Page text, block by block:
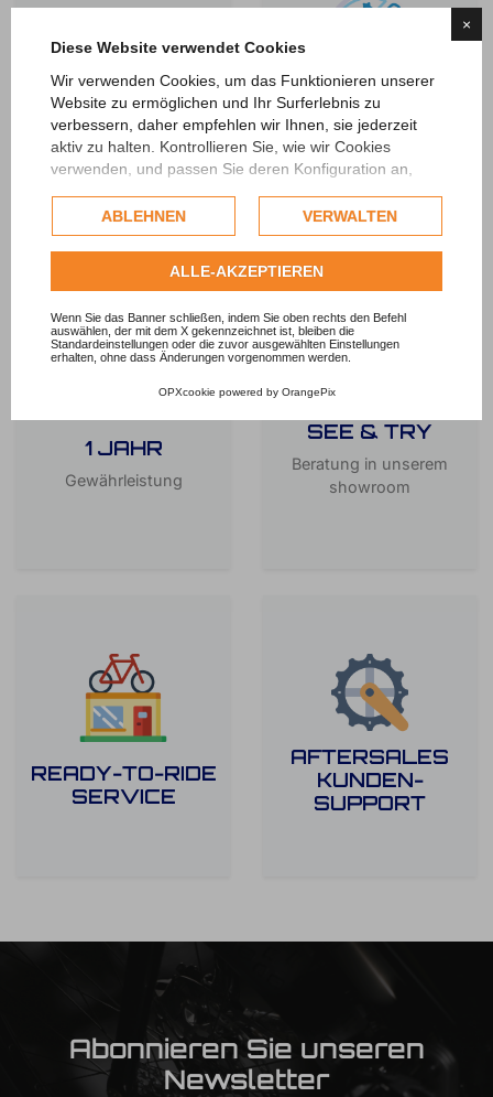
×
Diese Website verwendet Cookies
Wir verwenden Cookies, um das Funktionieren unserer
Website zu ermöglichen und Ihr Surferlebnis zu
verbessern, daher empfehlen wir Ihnen, sie jederzeit
aktiv zu halten. Kontrollieren Sie, wie wir Cookies
verwenden, und passen Sie deren Konfiguration an,
kommerzielle Cookies werden nur nach Einholung der
Zustimmung des Nutzers verwendet.
Sehen Sie sich die vollständige Cookie-Richtlinie
an.
ABLEHNEN VERWALTEN
ALLE-AKZEPTIEREN
Wenn Sie das Banner schließen, indem Sie oben rechts den Befehl
auswählen, der mit dem X gekennzeichnet ist, bleiben die
Standardeinstellungen oder die zuvor ausgewählten Einstellungen
erhalten, ohne dass Änderungen vorgenommen werden.
OPXcookie powered by OrangePix
THE BEST BIKES
FOR THE BEST
PRICE
APPROVED
1 JAHR
Gewährleistung
SEE & TRY
Beratung in unserem
showroom
READY-TO-RIDE
SERVICE
AFTERSALES
KUNDEN-
SUPPORT
Abonnieren Sie unseren
Newsletter